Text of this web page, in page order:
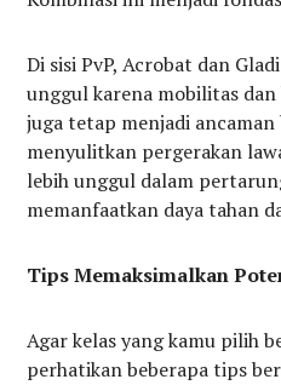
Di sisi PvP, Acrobat dan
unggul karena mobilitas dan
juga tetap menjadi ancaman
menyulitkan pergerakan
lebih unggul dalam
memanfaatkan daya tahan
Tips Memaksimalkan
Agar kelas yang kamu pilih
perhatikan beberapa tips